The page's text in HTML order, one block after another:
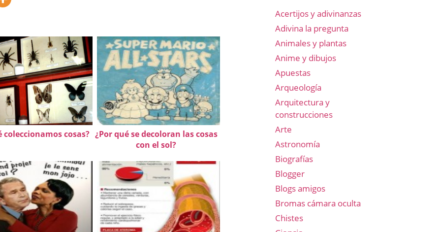
coleccionamos cosas? ¿Por qué se decoloran las cosas
con el sol?
Acertijos y adivinanzas
Adivina la pregunta
Animales y plantas
Anime y dibujos
Apuestas
Arqueología
Arquitectura y
construcciones
Arte
Astronomía
Biografías
Blogger
Blogs amigos
Bromas cámara oculta
Chistes